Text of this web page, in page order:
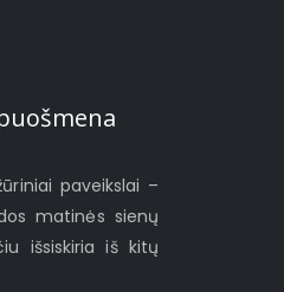
paveikslai –
matinės sienų
išsiskiria iš kitų